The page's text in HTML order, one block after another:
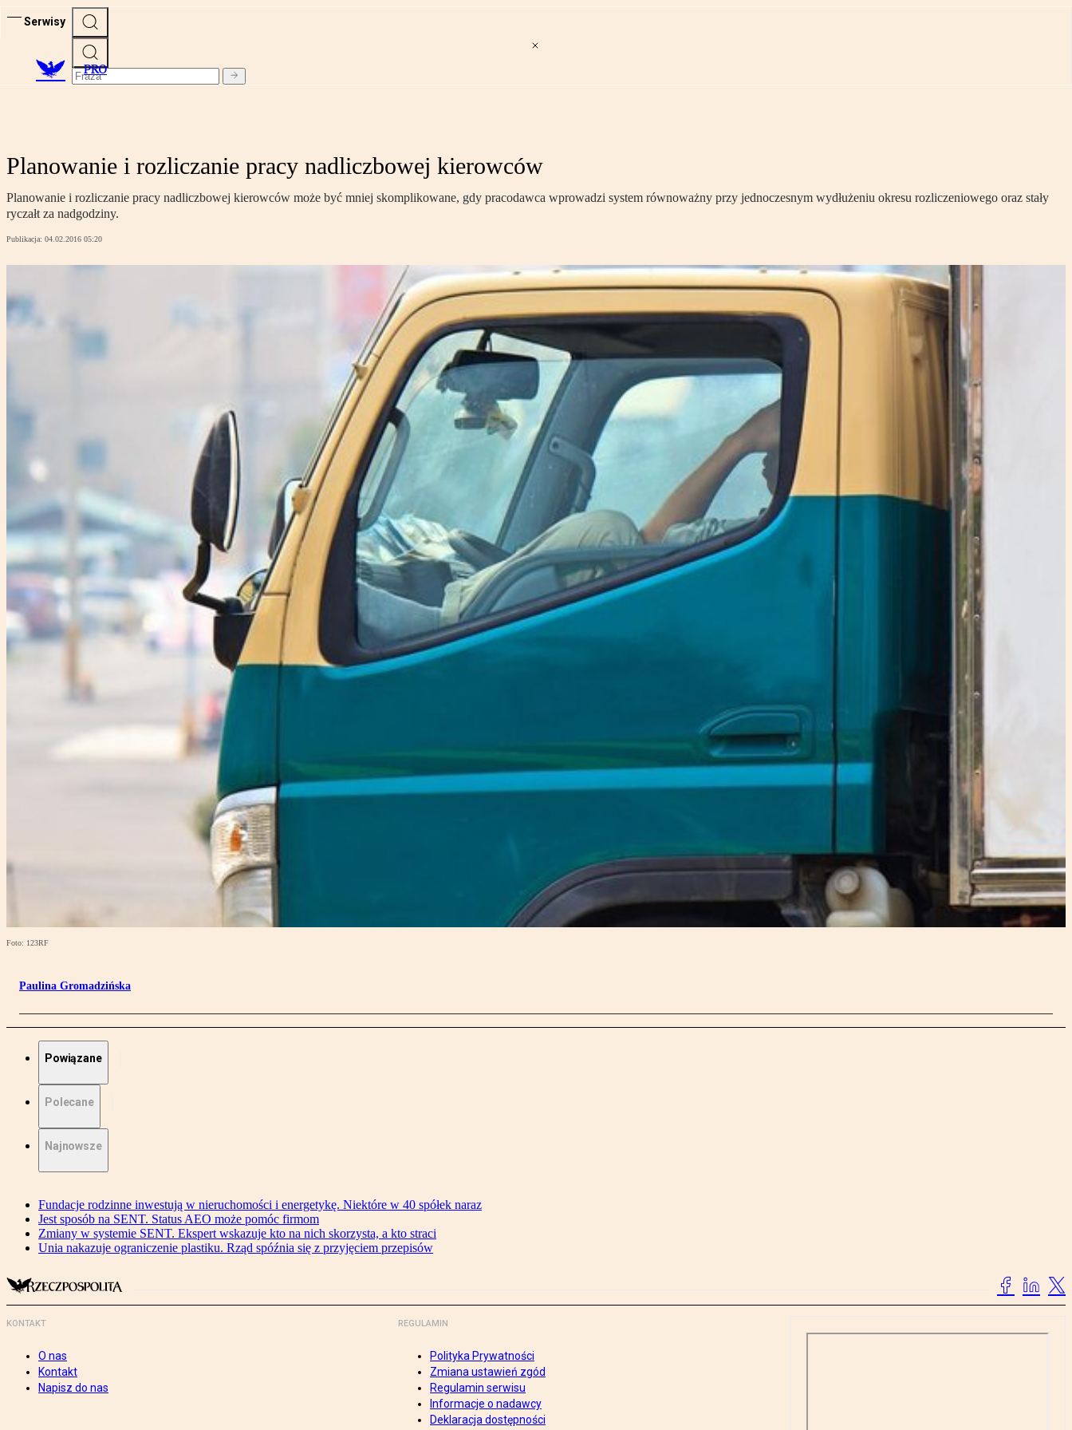
Serwisy
PRO
Planowanie i rozliczanie pracy nadliczbowej kierowców
Planowanie i rozliczanie pracy nadliczbowej kierowców może być mniej skomplikowane, gdy pracodawca wprowadzi system równoważny przy jednoczesnym wydłużeniu okresu rozliczeniowego oraz stały
ryczałt za nadgodziny.
Publikacja: 04.02.2016 05:20
Foto: 123RF
Paulina Gromadzińska
Powiązane
Polecane
Najnowsze
Fundacje rodzinne inwestują w nieruchomości i energetykę. Niektóre w 40 spółek naraz
Jest sposób na SENT. Status AEO może pomóc firmom
Zmiany w systemie SENT. Ekspert wskazuje kto na nich skorzysta, a kto straci
Unia nakazuje ograniczenie plastiku. Rząd spóźnia się z przyjęciem przepisów
KONTAKT
O nas
Kontakt
Napisz do nas
REGULAMIN
Polityka Prywatności
Zmiana ustawień zgód
Regulamin serwisu
Informacje o nadawcy
Deklaracja dostępności